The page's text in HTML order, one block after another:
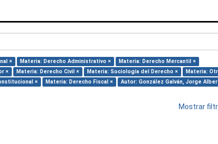
× Materia: Derecho Administrativo ×
Materia: Derecho Mercantil ×
× Materia: Derecho Civil × Materia: Sociología del Derecho ×
Materia:
× Materia: Derecho Fiscal ×
Autor: González Galván, Jorge
Mostrar